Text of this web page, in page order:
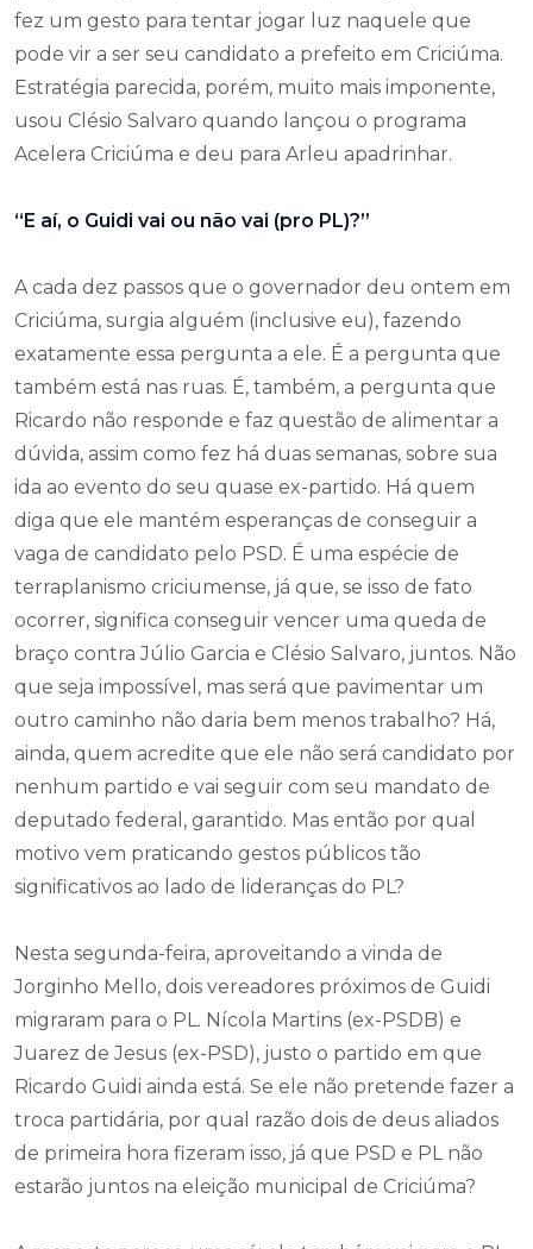
fez um gesto para tentar jogar luz naquele que
pode vir a ser seu candidato a prefeito em Criciúma.
Estratégia parecida, porém, muito mais imponente,
usou Clésio Salvaro quando lançou o programa
Acelera Criciúma e deu para Arleu apadrinhar.
“E aí, o Guidi vai ou não vai (pro PL)?”
A cada dez passos que o governador deu ontem em
Criciúma, surgia alguém (inclusive eu), fazendo
exatamente essa pergunta a ele. É a pergunta que
também está nas ruas. É, também, a pergunta que
Ricardo não responde e faz questão de alimentar a
dúvida, assim como fez há duas semanas, sobre sua
ida ao evento do seu quase ex-partido. Há quem
diga que ele mantém esperanças de conseguir a
vaga de candidato pelo PSD. É uma espécie de
terraplanismo criciumense, já que, se isso de fato
ocorrer, significa conseguir vencer uma queda de
braço contra Júlio Garcia e Clésio Salvaro, juntos. Não
que seja impossível, mas será que pavimentar um
outro caminho não daria bem menos trabalho? Há,
ainda, quem acredite que ele não será candidato por
nenhum partido e vai seguir com seu mandato de
deputado federal, garantido. Mas então por qual
motivo vem praticando gestos públicos tão
significativos ao lado de lideranças do PL?
Nesta segunda-feira, aproveitando a vinda de
Jorginho Mello, dois vereadores próximos de Guidi
migraram para o PL. Nícola Martins (ex-PSDB) e
Juarez de Jesus (ex-PSD), justo o partido em que
Ricardo Guidi ainda está. Se ele não pretende fazer a
troca partidária, por qual razão dois de deus aliados
de primeira hora fizeram isso, já que PSD e PL não
estarão juntos na eleição municipal de Criciúma?